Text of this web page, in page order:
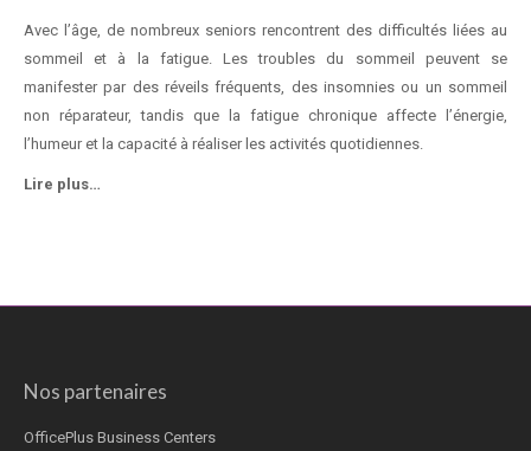
Avec l’âge, de nombreux seniors rencontrent des difficultés liées au
sommeil et à la fatigue. Les troubles du sommeil peuvent se
manifester par des réveils fréquents, des insomnies ou un sommeil
non réparateur, tandis que la fatigue chronique affecte l’énergie,
l’humeur et la capacité à réaliser les activités quotidiennes.
Lire plus…
Nos partenaires
OfficePlus Business Centers